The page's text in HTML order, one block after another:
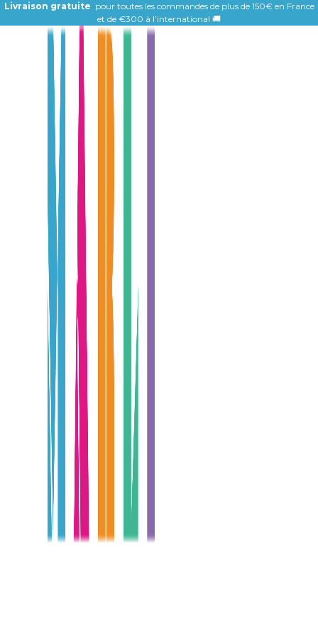
Livraison gratuite pour toutes les commandes de plus de 150€ en France
et de €300 à l’international 🚚